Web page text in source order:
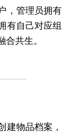
，管理员拥有
有自己对应组
共生。
建物品档案，